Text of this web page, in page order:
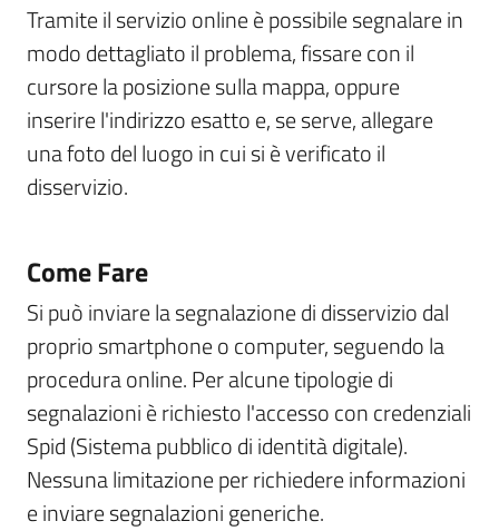
Tramite il servizio online è possibile segnalare in
modo dettagliato il problema, fissare con il
cursore la posizione sulla mappa, oppure
inserire l'indirizzo esatto e, se serve, allegare
una foto del luogo in cui si è verificato il
disservizio.
Come Fare
Si può inviare la segnalazione di disservizio dal
proprio smartphone o computer, seguendo la
procedura online. Per alcune tipologie di
segnalazioni è richiesto l'accesso con credenziali
Spid (Sistema pubblico di identità digitale).
Nessuna limitazione per richiedere informazioni
e inviare segnalazioni generiche.